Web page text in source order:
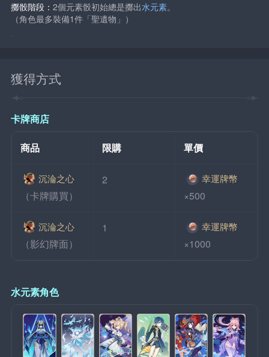
擲骰階段：2個元素骰初始總是擲出水元素。
（角色最多裝備1件「聖遺物」）
獲得方式
卡牌商店
商品 限購 單價
沉淪之心
（卡牌購買）
2 幸運牌幣
×500
沉淪之心
（影幻牌面）
1 幸運牌幣
×1000
水元素角色